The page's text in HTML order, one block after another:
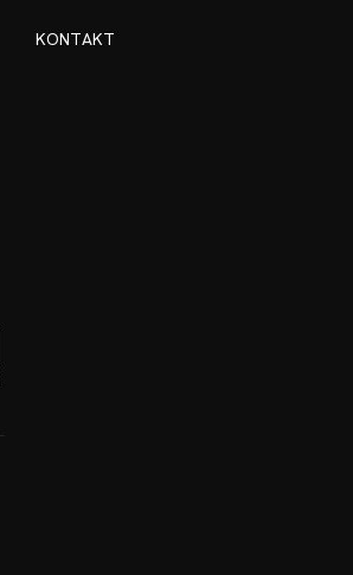
KONTAKT